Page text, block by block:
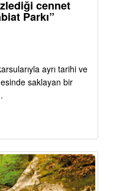
cennet
Parkı”
ayrı tarihi ve
saklayan bir